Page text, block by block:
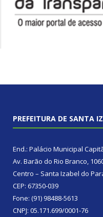
PREFEITURA DE SANTA
End.: Palácio Municipal
Av. Barão do Rio Branco,
Centro – Santa Izabel do
CEP: 67350-039
Fone: (91) 98488-5613
CNPJ: 05.171.699/0001-76